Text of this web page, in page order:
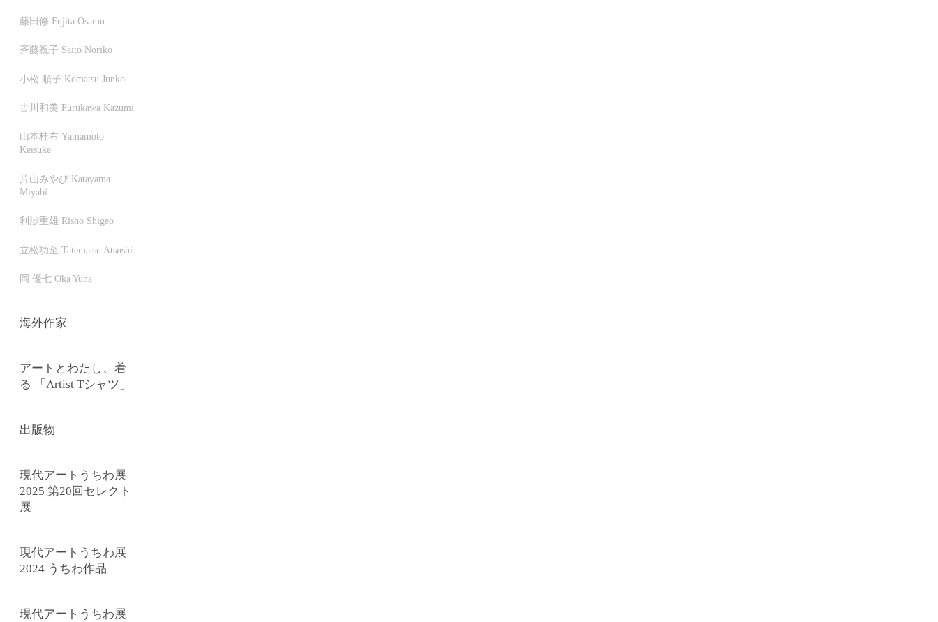
藤田修 Fujita Osamu
斉藤祝子 Saito Noriko
小松 順子 Komatsu Junko
古川和美 Furukawa Kazumi
山本桂右 Yamamoto
Keisuke
片山みやび Katayama
Miyabi
利渉重雄 Risho Shigeo
立松功至 Tatematsu Atsushi
岡 優七 Oka Yuna
海外作家
アートとわたし、着
る 「Artist Tシャツ」
出版物
現代アートうちわ展
2025 第20回セレクト
展
現代アートうちわ展
2024 うちわ作品
現代アートうちわ展